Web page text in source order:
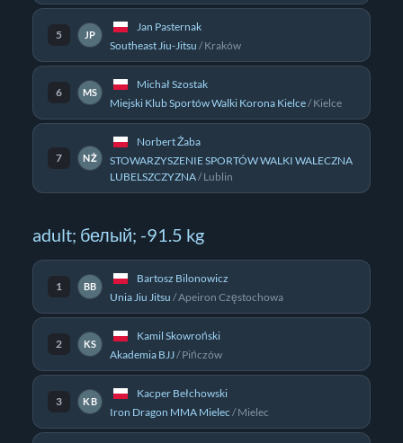
5 JP
Jan Pasternak
Southeast Jiu-Jitsu /Kraków
6 MS
Michał Szostak
Miejski Klub Sportów Walki Korona Kielce/Kielce
7 NŻ
Norbert Żaba
STOWARZYSZENIE SPORTÓW WALKI WALECZNA
LUBELSZCZYZNA/Lublin
adult; белый; -91.5 kg
1 BB
Bartosz Bilonowicz
Unia Jiu Jitsu /Apeiron Częstochowa
2 KS
Kamil Skowroński
Akademia BJJ/Pińczów
3 KB
Kacper Bełchowski
Iron Dragon MMA Mielec /Mielec